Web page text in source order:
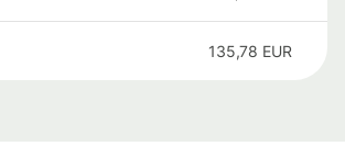
135,78 EUR